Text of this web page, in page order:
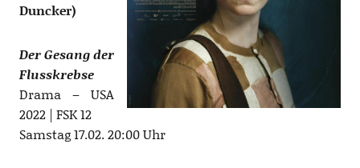
Duncker)
Der Gesang der
Flusskrebse
Drama – USA
2022 | FSK 12
Samstag 17.02. 20:00 Uhr